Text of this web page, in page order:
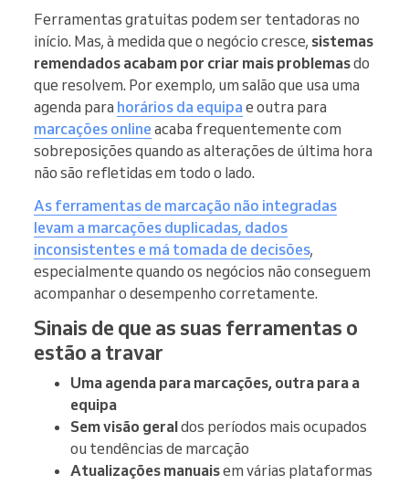
Ferramentas gratuitas podem ser tentadoras no
início. Mas, à medida que o negócio cresce, sistemas
remendados acabam por criar mais problemasdo
que resolvem. Por exemplo, um salão que usa uma
agenda para horários da equipa e outra para
marcações online acaba frequentemente com
sobreposições quando as alterações de última hora
não são refletidas em todo o lado.
As ferramentas de marcação não integradas
levam a marcações duplicadas, dados
inconsistentes e má tomada de decisões,
especialmente quando os negócios não conseguem
acompanhar o desempenho corretamente.
Sinais de que as suas ferramentas o
estão a travar
Uma agenda para marcações, outra para a
equipa
Sem visão geraldos períodos mais ocupados
ou tendências de marcação
Atualizações manuaisem várias plataformas